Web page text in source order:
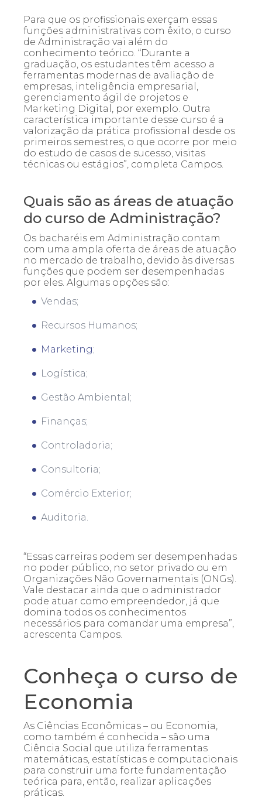
Para que os profissionais exerçam essas
funções administrativas com êxito, o curso
de Administração vai além do
conhecimento teórico. “Durante a
graduação, os estudantes têm acesso a
ferramentas modernas de avaliação de
empresas, inteligência empresarial,
gerenciamento ágil de projetos e
Marketing Digital, por exemplo. Outra
característica importante desse curso é a
valorização da prática profissional desde os
primeiros semestres, o que ocorre por meio
do estudo de casos de sucesso, visitas
técnicas ou estágios”, completa Campos.
Quais são as áreas de atuação
do curso de Administração?
Os bacharéis em Administração contam
com uma ampla oferta de áreas de atuação
no mercado de trabalho, devido às diversas
funções que podem ser desempenhadas
por eles. Algumas opções são:
Vendas;
Recursos Humanos;
Marketing;
Logística;
Gestão Ambiental;
Finanças;
Controladoria;
Consultoria;
Comércio Exterior;
Auditoria.
“Essas carreiras podem ser desempenhadas
no poder público, no setor privado ou em
Organizações Não Governamentais (ONGs).
Vale destacar ainda que o administrador
pode atuar como empreendedor, já que
domina todos os conhecimentos
necessários para comandar uma empresa”,
acrescenta Campos.
Conheça o curso de
Economia
As Ciências Econômicas – ou Economia,
como também é conhecida – são uma
Ciência Social que utiliza ferramentas
matemáticas, estatísticas e computacionais
para construir uma forte fundamentação
teórica para, então, realizar aplicações
práticas.